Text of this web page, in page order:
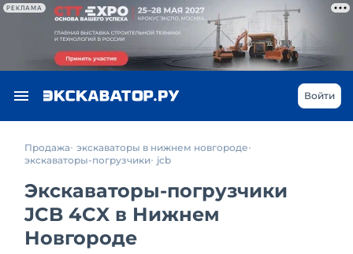
РЕКЛАМА
Войти
Продажа экскаваторы в нижнем новгороде
экскаваторы-погрузчики jcb
Экскаваторы-погрузчики
JCB 4CX в Нижнем
Новгороде